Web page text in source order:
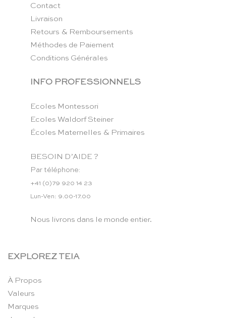
Contact
Livraison
Retours & Remboursements
Méthodes de Paiement
Conditions Générales
INFO PROFESSIONNELS
Ecoles Montessori
Ecoles Waldorf Steiner
Écoles Maternelles & Primaires
BESOIN D’AIDE ?
Par téléphone:
+41 (0)79 920 14 23
Lun-Ven: 9.00-17.00
Nous livrons dans le monde entier.
EXPLOREZ TEIA
À Propos
Valeurs
Marques